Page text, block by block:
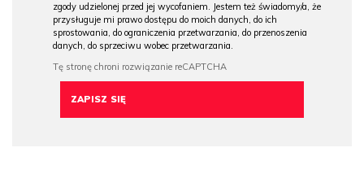
zgody udzielonej przed jej wycofaniem. Jestem też świadomy/a, że
przysługuje mi prawo dostępu do moich danych, do ich
sprostowania, do ograniczenia przetwarzania, do przenoszenia
danych, do sprzeciwu wobec przetwarzania.